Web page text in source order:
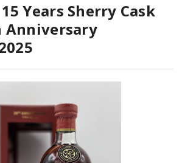
Years Sherry Cask
Anniversary